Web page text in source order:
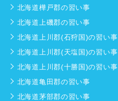
北海道樺戸郡の習い事
北海道上磯郡の習い事
北海道上川郡(石狩国)の習い事
北海道上川郡(天塩国)の習い事
北海道上川郡(十勝国)の習い事
北海道亀田郡の習い事
北海道茅部郡の習い事